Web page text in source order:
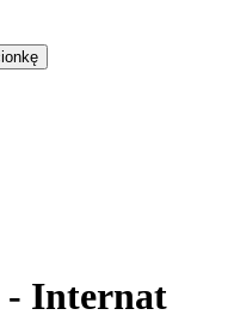
- Internat